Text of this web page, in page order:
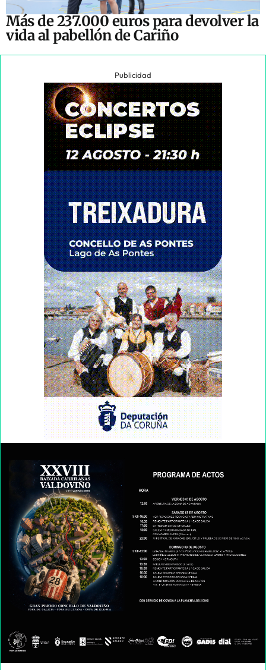
Más de 237.000 euros para devolver la
vida al pabellón de Cariño
Publicidad